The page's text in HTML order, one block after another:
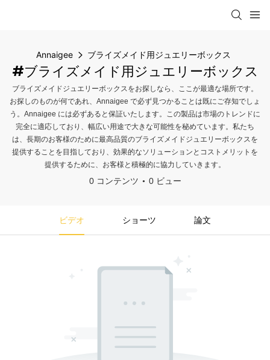
Annaigee ブライズメイド用ジュエリーボックス
#ブライズメイド用ジュエリーボックス
ブライズメイドジュエリーボックスをお探しなら、ここが最適な場所です。
お探しのものが何であれ、Annaigee で必ず見つかることは既にご存知でしょ
う。Annaigee には必ずあると保証いたします。この製品は市場のトレンドに
完全に適応しており、幅広い用途で大きな可能性を秘めています。私たち
は、長期のお客様のために最高品質のブライズメイドジュエリーボックスを
提供することを目指しており、効果的なソリューションとコストメリットを
提供するために、お客様と積極的に協力していきます。
0 コンテンツ 0 ビュー
ビデオ ショーツ 論文